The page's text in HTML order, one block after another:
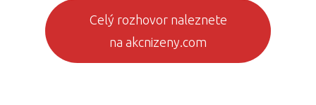
Celý rozhovor naleznete
na akcnizeny.com